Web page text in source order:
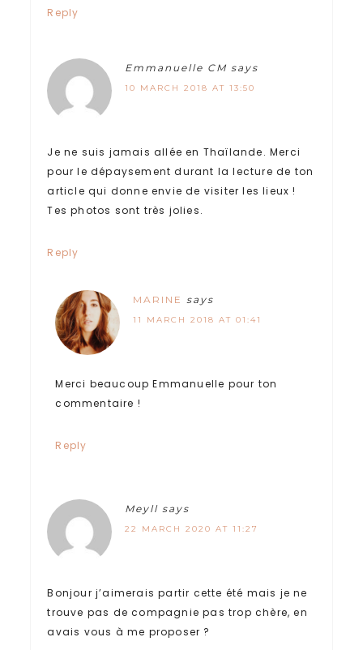
Reply
Emmanuelle CM says
10 MARCH 2018 AT 13:50
Je ne suis jamais allée en Thaïlande. Merci
pour le dépaysement durant la lecture de ton
article qui donne envie de visiter les lieux !
Tes photos sont très jolies.
Reply
MARINE says
11 MARCH 2018 AT 01:41
Merci beaucoup Emmanuelle pour ton
commentaire !
Reply
Meyll says
22 MARCH 2020 AT 11:27
Bonjour j’aimerais partir cette été mais je ne
trouve pas de compagnie pas trop chère, en
avais vous à me proposer ?